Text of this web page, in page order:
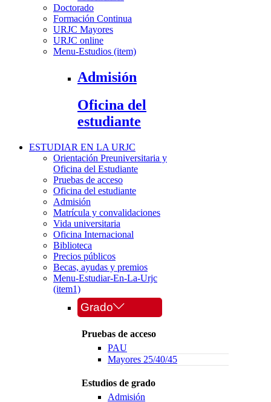
Doctorado
Formación Continua
URJC Mayores
URJC online
Menu-Estudios (item)
Admisión
Oficina del
estudiante
ESTUDIAR EN LA URJC
Orientación Preuniversitaria y
Oficina del Estudiante
Pruebas de acceso
Oficina del estudiante
Admisión
Matrícula y convalidaciones
Vida universitaria
Oficina Internacional
Biblioteca
Precios públicos
Becas, ayudas y premios
Menu-Estudiar-En-La-Urjc
(item1)
Grado
Pruebas de acceso
PAU
Mayores 25/40/45
Estudios de grado
Admisión